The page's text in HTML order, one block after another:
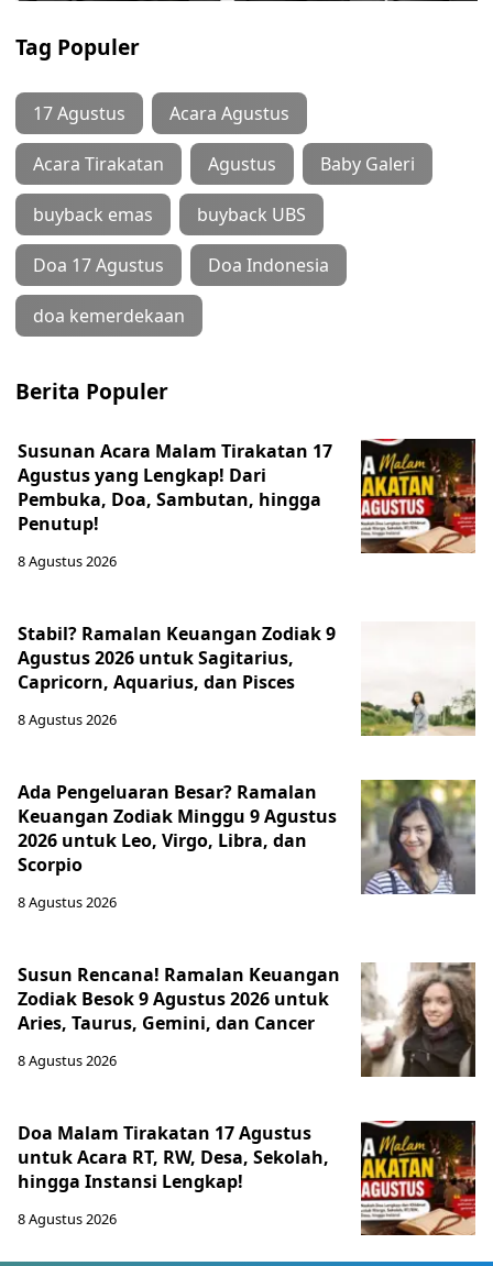
Tag Populer
17 Agustus Acara Agustus
Acara Tirakatan Agustus Baby Galeri
buyback emas buyback UBS
Doa 17 Agustus Doa Indonesia
doa kemerdekaan
Berita Populer
Susunan Acara Malam Tirakatan 17
Agustus yang Lengkap! Dari
Pembuka, Doa, Sambutan, hingga
Penutup!
8 Agustus 2026
Stabil? Ramalan Keuangan Zodiak 9
Agustus 2026 untuk Sagitarius,
Capricorn, Aquarius, dan Pisces
8 Agustus 2026
Ada Pengeluaran Besar? Ramalan
Keuangan Zodiak Minggu 9 Agustus
2026 untuk Leo, Virgo, Libra, dan
Scorpio
8 Agustus 2026
Susun Rencana! Ramalan Keuangan
Zodiak Besok 9 Agustus 2026 untuk
Aries, Taurus, Gemini, dan Cancer
8 Agustus 2026
Doa Malam Tirakatan 17 Agustus
untuk Acara RT, RW, Desa, Sekolah,
hingga Instansi Lengkap!
8 Agustus 2026